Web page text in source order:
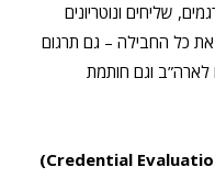
שליחים ונוטריונים
את כל החבילה – גם תרגום
לארה”ב וגם חותמת